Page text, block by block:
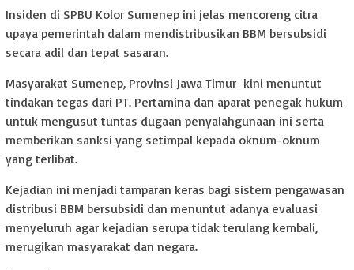
Insiden di SPBU Kolor Sumenep ini jelas mencoreng citra
upaya pemerintah dalam mendistribusikan BBM bersubsidi
secara adil dan tepat sasaran.
Masyarakat Sumenep, Provinsi Jawa Timur kini menuntut
tindakan tegas dari PT. Pertamina dan aparat penegak hukum
untuk mengusut tuntas dugaan penyalahgunaan ini serta
memberikan sanksi yang setimpal kepada oknum-oknum
yang terlibat.
Kejadian ini menjadi tamparan keras bagi sistem pengawasan
distribusi BBM bersubsidi dan menuntut adanya evaluasi
menyeluruh agar kejadian serupa tidak terulang kembali,
merugikan masyarakat dan negara.